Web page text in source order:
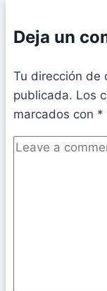
Deja un
Tu dirección de
publicada. Los
marcados con *